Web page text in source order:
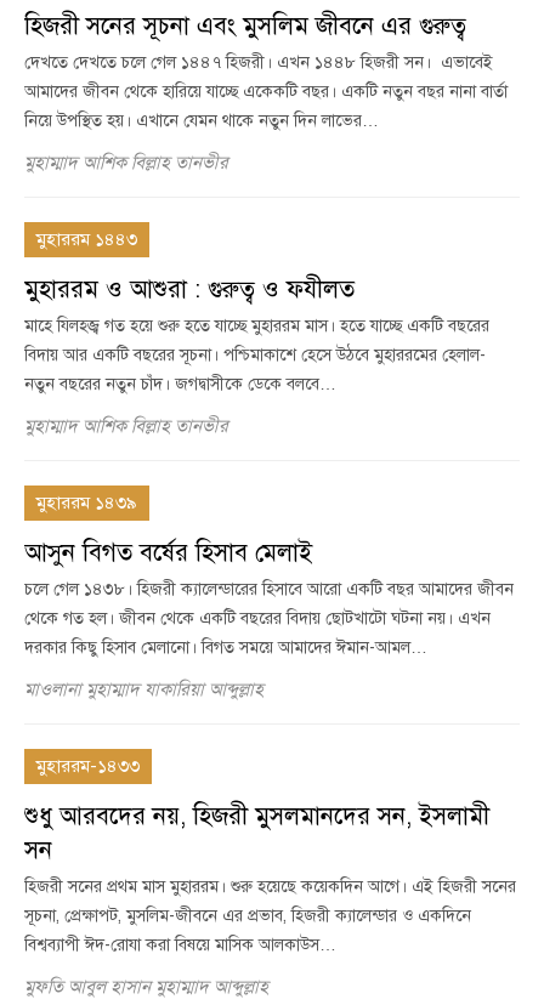
হিজরী সনের সূচনা এবং মুসলিম জীবনে এর গুরুত্ব
দেখতে দেখতে চলে গেল ১৪৪৭ হিজরী। এখন ১৪৪৮ হিজরী সন। এভাবেই
আমাদের জীবন থেকে হারিয়ে যাচ্ছে একেকটি বছর। একটি নতুন বছর নানা বার্তা
নিয়ে উপস্থিত হয়। এখানে যেমন থাকে নতুন দিন লাভের…
মুহাম্মাদ আশিক বিল্লাহ তানভীর
মুহাররম ১৪৪৩
মুহাররম ও আশুরা : গুরুত্ব ও ফযীলত
মাহে যিলহজ্ব গত হয়ে শুরু হতে যাচ্ছে মুহাররম মাস। হতে যাচ্ছে একটি বছরের
বিদায় আর একটি বছরের সূচনা। পশ্চিমাকাশে হেসে উঠবে মুহাররমের হেলাল-
নতুন বছরের নতুন চাঁদ। জগদ্বাসীকে ডেকে বলবে…
মুহাম্মাদ আশিক বিল্লাহ তানভীর
মুহাররম ১৪৩৯
আসুন বিগত বর্ষের হিসাব মেলাই
চলে গেল ১৪৩৮। হিজরী ক্যালেন্ডারের হিসাবে আরো একটি বছর আমাদের জীবন
থেকে গত হল। জীবন থেকে একটি বছরের বিদায় ছোটখাটো ঘটনা নয়। এখন
দরকার কিছু হিসাব মেলানো। বিগত সময়ে আমাদের ঈমান-আমল…
মাওলানা মুহাম্মাদ যাকারিয়া আব্দুল্লাহ
মুহাররম-১৪৩৩
শুধু আরবদের নয়, হিজরী মুসলমানদের সন, ইসলামী
সন
হিজরী সনের প্রথম মাস মুহাররম। শুরু হয়েছে কয়েকদিন আগে। এই হিজরী সনের
সূচনা, প্রেক্ষাপট, মুসলিম-জীবনে এর প্রভাব, হিজরী ক্যালেন্ডার ও একদিনে
বিশ্বব্যাপী ঈদ-রোযা করা বিষয়ে মাসিক আলকাউস…
মুফতি আবুল হাসান মুহাম্মাদ আব্দুল্লাহ